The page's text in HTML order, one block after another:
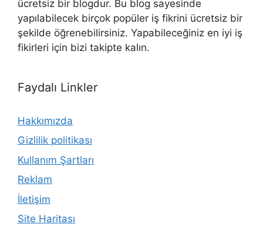
ücretsiz bir blogdur. Bu blog sayesinde
yapılabilecek birçok popüler iş fikrini ücretsiz bir
şekilde öğrenebilirsiniz. Yapabileceğiniz en iyi iş
fikirleri için bizi takipte kalın.
Faydalı Linkler
Hakkımızda
Gizlilik politikası
Kullanım Şartları
Reklam
İletişim
Site Haritası